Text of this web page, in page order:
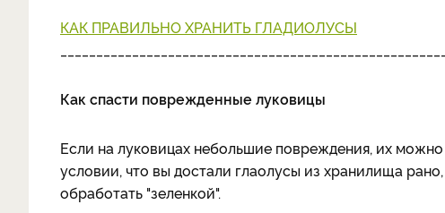
КАК ПРАВИЛЬНО ХРАНИТЬ ГЛАДИОЛУСЫ
Как спасти поврежденные луковицы
Если на луковицах небольшие повреждения, их
условии, что вы достали глаолусы из хранилища
обработать "зеленкой".